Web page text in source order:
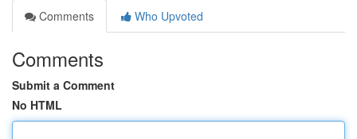
Comments
Who Upvoted
Comments
Submit a Comment
No HTML